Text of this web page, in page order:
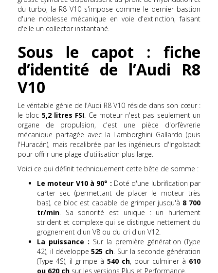
du turbo, la R8 V10 s'impose comme le dernier bastion
d'une noblesse mécanique en voie d'extinction, faisant
d'elle un collector instantané.
Sous le capot : fiche
d’identité de l’Audi R8
V10
Le véritable génie de l'Audi R8 V10 réside dans son cœur :
le bloc 5,2 litres FSI. Ce moteur n'est pas seulement un
organe de propulsion, c'est une pièce d'orfèvrerie
mécanique partagée avec la Lamborghini Gallardo (puis
l'Huracán), mais recalibrée par les ingénieurs d'Ingolstadt
pour offrir une plage d'utilisation plus large.
Voici ce qui définit techniquement cette bête de somme :
Le moteur V10 à 90° : Doté d'une lubrification par
carter sec (permettant de placer le moteur très
bas), ce bloc est capable de grimper jusqu'à 8 700
tr/min. Sa sonorité est unique : un hurlement
strident et complexe qui se distingue nettement du
grognement d'un V8 ou du cri d'un V12.
La puissance : Sur la première génération (Type
42), il développe525 ch. Sur la seconde génération
(Type 4S), il grimpe à 540 ch, pour culminer à 610
ou 620 ch sur les versions Plus et Performance.